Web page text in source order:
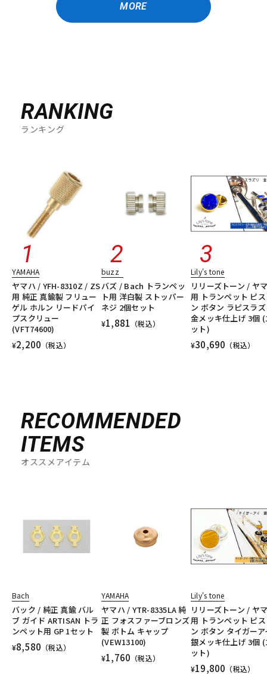
MORE
RANKING
ランキング
YAMAHA
ヤマハ / YFH-8310Z / ZS
用 純正 真鍮製 フリュー
ゲル ホルン リードパイ
プスクリュー
(VFT74600)
¥2,200 （税込）
buzz
バズ / Bach トランペッ
ト用 洋白製 ストッパー
ネジ 2個セット
¥1,881 （税込）
Lily's tone
リリーズトーン / ヤ
用 トランペット ピ
ン ボタン ラピスラ
金メッキ仕上げ 3個
ット)
¥30,690 （税込）
RECOMMENDED
ITEMS
オススメアイテム
Bach
バック / 純正 真鍮 バル
ブ ガイド ARTISAN トラ
ンペット用 GP 1セット
¥8,580 （税込）
YAMAHA
ヤマハ / YTR-8335LA 純
正 フォスファーブロンズ
製 ボトム キャップ
(VEW13100)
¥1,760 （税込）
Lily's tone
リリーズトーン / ヤ
用 トランペット ピ
ン ボタン タイガーア
銀メッキ仕上げ 3個
ット)
¥19,800 （税込）